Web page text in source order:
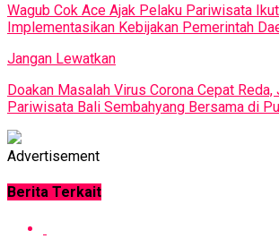
Wagub Cok Ace Ajak Pelaku Pariwisata
Implementasikan Kebijakan Pemerintah
Jangan Lewatkan
Doakan Masalah Virus Corona Cepat Reda,
Pariwisata Bali Sembahyang Bersama di
Advertisement
Berita Terkait